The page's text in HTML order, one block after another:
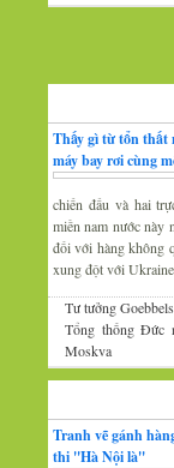
Thấy gì từ tổn thất
máy bay rơi cùng
chiến đấu và hai
miền nam nước này
đối với hàng không
xung đột với
Tư tưởng
Tổng thống Đức
Moskva
Tranh vẽ gánh
thi ''Hà Nội là''